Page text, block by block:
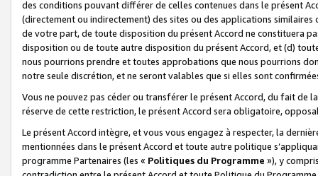
des conditions pouvant différer de celles contenues dans le présent
(directement ou indirectement) des sites ou des applications
de votre part, de toute disposition du présent Accord ne constituera
disposition ou de toute autre disposition du présent Accord, et (d)
nous pourrions prendre et toutes approbations que nous pourrions
notre seule discrétion, et ne seront valables que si elles sont
Vous ne pouvez pas céder ou transférer le présent Accord, du fait de
réserve de cette restriction, le présent Accord sera obligatoire,
Le présent Accord intègre, et vous vous engagez à respecter, la
mentionnées dans le présent Accord et toute autre politique
programme Partenaires (les « Politiques du Programme »), y